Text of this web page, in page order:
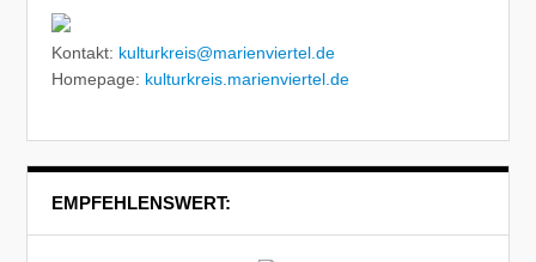
Kontakt: kulturkreis@marienviertel.de
Homepage: kulturkreis.marienviertel.de
EMPFEHLENSWERT: